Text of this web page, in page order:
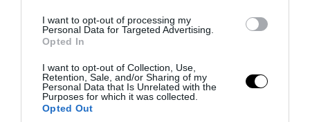
I want to opt-out of processing my
Personal Data for Targeted Advertising.
Opted In
I want to opt-out of Collection, Use,
Retention, Sale, and/or Sharing of my
Personal Data that Is Unrelated with the
Purposes for which it was collected.
Opted Out
37χρονος στη Θεσσαλονίκη πήρε
αυτοκίνητο από εταιρεία ενοικίασης και
το έριξε πάνω σε άλλο όχημα
08.08.2026 | 11:25